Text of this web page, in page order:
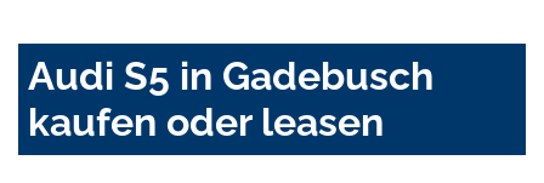
Audi S5 in Gadebusch
kaufen oder leasen